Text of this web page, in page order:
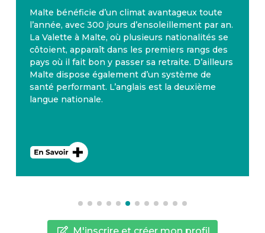
Malte bénéficie d’un climat avantageux toute
l’année, avec 300 jours d’ensoleillement par an.
La Valette à Malte, où plusieurs nationalités se
côtoient, apparaît dans les premiers rangs des
pays où il fait bon y passer sa retraite. D’ailleurs
Malte dispose également d’un système de
santé performant. L’anglais est la deuxième
langue nationale.